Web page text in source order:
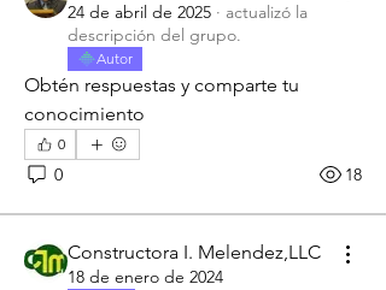
24 de abril de 2025 · actualizó la
descripción del grupo.
Autor
Obtén respuestas y comparte tu
conocimiento
0
0 18
Constructora I. Melendez,LLC
18 de enero de 2024